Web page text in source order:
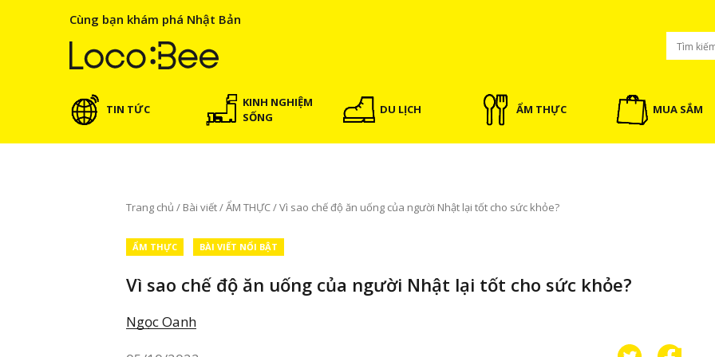
Cùng bạn khám phá Nhật Bản
TIN TỨC
KINH NGHIỆM
SỐNG
DU LỊCH ẨM THỰC MUA SẮM
Trang chủ / Bài viết/ẨM THỰC/Vì sao chế độ ăn uống của người Nhật lại tốt cho sức khỏe?
ẨM THỰC BÀI VIẾT NỔI BẬT
Vì sao chế độ ăn uống của người Nhật lại tốt cho sức khỏe?
Ngọc Oanh